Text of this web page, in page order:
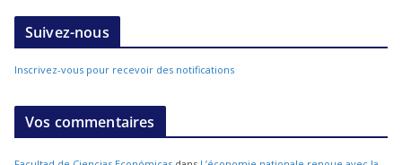
Suivez-nous
Inscrivez-vous pour recevoir des notifications
Vos commentaires